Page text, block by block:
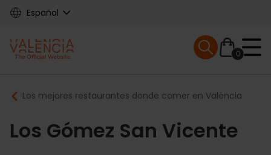
Skip
content
Español
Main
navigation
0
Mobile menu
Breadcrumb
Los mejores restaurantes donde comer en València
Los Gómez San Vicente